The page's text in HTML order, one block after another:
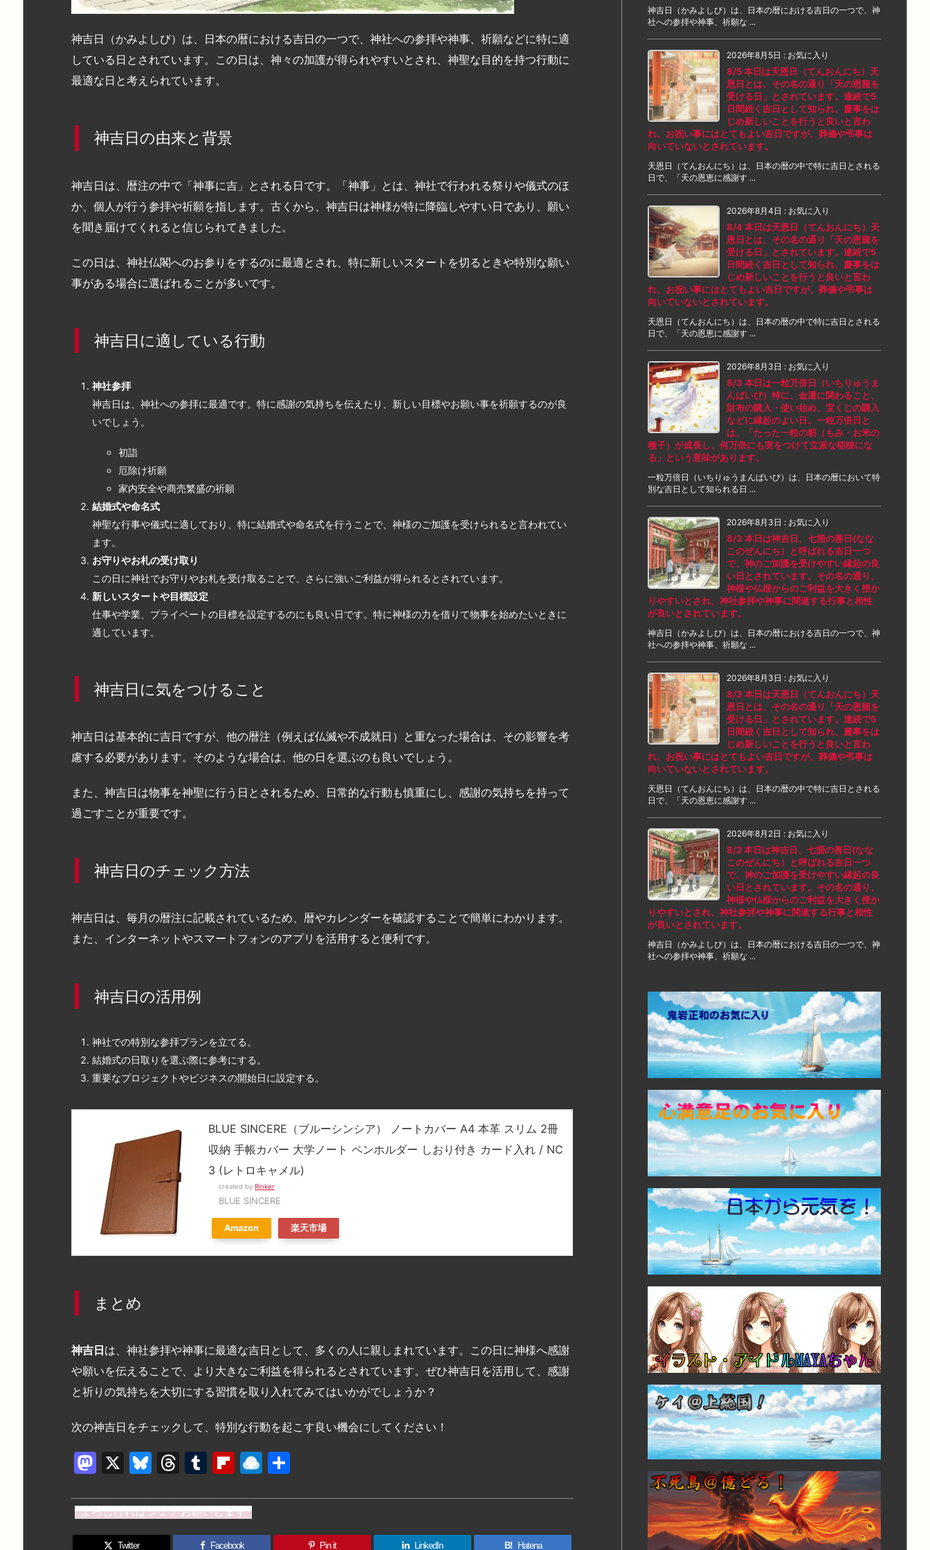
神吉日（かみよしび）は、日本の暦における吉日の一つで、神社への参拝や神事、祈願などに特に適
している日とされています。この日は、神々の加護が得られやすいとされ、神聖な目的を持つ行動に
最適な日と考えられています。
神吉日の由来と背景
神吉日は、暦注の中で「神事に吉」とされる日です。「神事」とは、神社で行われる祭りや儀式のほ
か、個人が行う参拝や祈願を指します。古くから、神吉日は神様が特に降臨しやすい日であり、願い
を聞き届けてくれると信じられてきました。
この日は、神社仏閣へのお参りをするのに最適とされ、特に新しいスタートを切るときや特別な願い
事がある場合に選ばれることが多いです。
神吉日に適している行動
神社参拝
神吉日は、神社への参拝に最適です。特に感謝の気持ちを伝えたり、新しい目標やお願い事を祈願するのが良
いでしょう。
初詣
厄除け祈願
家内安全や商売繁盛の祈願
結婚式や命名式
神聖な行事や儀式に適しており、特に結婚式や命名式を行うことで、神様のご加護を受けられると言われてい
ます。
お守りやお札の受け取り
この日に神社でお守りやお札を受け取ることで、さらに強いご利益が得られるとされています。
新しいスタートや目標設定
仕事や学業、プライベートの目標を設定するのにも良い日です。特に神様の力を借りて物事を始めたいときに
適しています。
神吉日に気をつけること
神吉日は基本的に吉日ですが、他の暦注（例えば仏滅や不成就日）と重なった場合は、その影響を考
慮する必要があります。そのような場合は、他の日を選ぶのも良いでしょう。
また、神吉日は物事を神聖に行う日とされるため、日常的な行動も慎重にし、感謝の気持ちを持って
過ごすことが重要です。
神吉日のチェック方法
神吉日は、毎月の暦注に記載されているため、暦やカレンダーを確認することで簡単にわかります。
また、インターネットやスマートフォンのアプリを活用すると便利です。
神吉日の活用例
神社での特別な参拝プランを立てる。
結婚式の日取りを選ぶ際に参考にする。
重要なプロジェクトやビジネスの開始日に設定する。
BLUE SINCERE（ブルーシンシア） ノートカバー A4 本革 スリム 2冊
収納 手帳カバー 大学ノート ペンホルダー しおり付き カード入れ / NC
3 (レトロキャメル)
created by Rinker
BLUE SINCERE
Amazon 楽天市場
まとめ
神吉日は、神社参拝や神事に最適な吉日として、多くの人に親しまれています。この日に神様へ感謝
や願いを伝えることで、より大きなご利益を得られるとされています。ぜひ神吉日を活用して、感謝
と祈りの気持ちを大切にする習慣を取り入れてみてはいかがでしょうか？
次の神吉日をチェックして、特別な行動を起こす良い機会にしてください！
M
st
o
X
Bl
e
s
T
e
a
T
m
bl
Fl
b
o
R
n
dr
よろしければシェアお願いします
Twitter Facebook Pin it LinkedIn B! Hatena
神吉日（かみよしび）は、日本の暦における吉日の一つで、神
社への参拝や神事、祈願な ...
2026年8月5日 : お気に入り
8/5 本日は天恩日（てんおんにち）天
恩日とは、その名の通り「天の恩寵を
受ける日」とされています。連続で5
日間続く吉日として知られ、慶事をは
じめ新しいことを行うと良いと言わ
れ、お祝い事にはとてもよい吉日ですが、葬儀や弔事は
向いていないとされています。
天恩日（てんおんにち）は、日本の暦の中で特に吉日とされる
日で、「天の恩恵に感謝す ...
2026年8月4日 : お気に入り
8/4 本日は天恩日（てんおんにち）天
恩日とは、その名の通り「天の恩寵を
受ける日」とされています。連続で5
日間続く吉日として知られ、慶事をは
じめ新しいことを行うと良いと言わ
れ、お祝い事にはとてもよい吉日ですが、葬儀や弔事は
向いていないとされています。
天恩日（てんおんにち）は、日本の暦の中で特に吉日とされる
日で、「天の恩恵に感謝す ...
2026年8月3日 : お気に入り
8/3 本日は一粒万倍日（いちりゅうま
んばいび）特に、金運に関わること、
財布の購入・使い始め、宝くじの購入
などに縁起のよい日。一粒万倍日と
は、「たった一粒の籾（もみ・お米の
種子）が成長し、何万倍にも実をつけて立派な稲穂にな
る」という意味があります。
一粒万倍日（いちりゅうまんばいび）は、日本の暦において特
別な吉日として知られる日 ...
2026年8月3日 : お気に入り
8/3 本日は神吉日、七箇の善日(なな
このぜんにち）と呼ばれる吉日一つ
で、神のご加護を受けやすい縁起の良
い日とされています。その名の通り、
神様や仏様からのご利益を大きく授か
りやすいとされ、神社参拝や神事に関連する行事と相性
が良いとされています。
神吉日（かみよしび）は、日本の暦における吉日の一つで、神
社への参拝や神事、祈願な ...
2026年8月3日 : お気に入り
8/3 本日は天恩日（てんおんにち）天
恩日とは、その名の通り「天の恩寵を
受ける日」とされています。連続で5
日間続く吉日として知られ、慶事をは
じめ新しいことを行うと良いと言わ
れ、お祝い事にはとてもよい吉日ですが、葬儀や弔事は
向いていないとされています。
天恩日（てんおんにち）は、日本の暦の中で特に吉日とされる
日で、「天の恩恵に感謝す ...
2026年8月2日 : お気に入り
8/2 本日は神吉日、七箇の善日(なな
このぜんにち）と呼ばれる吉日一つ
で、神のご加護を受けやすい縁起の良
い日とされています。その名の通り、
神様や仏様からのご利益を大きく授か
りやすいとされ、神社参拝や神事に関連する行事と相性
が良いとされています。
神吉日（かみよしび）は、日本の暦における吉日の一つで、神
社への参拝や神事、祈願な ...